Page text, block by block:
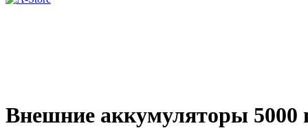
Внешние аккумуляторы 5000